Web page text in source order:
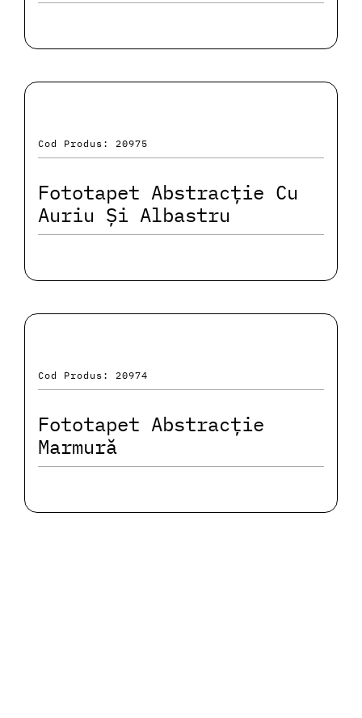
Cod Produs: 20975
Fototapet Abstracție Cu
Auriu Și Albastru
Cod Produs: 20974
Fototapet Abstracție
Marmură